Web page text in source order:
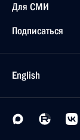
Для СМИ
Подписаться
English